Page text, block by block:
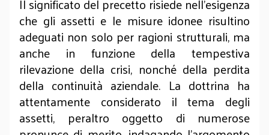
che gli assetti e le misure idonee risultino
adeguati non solo per ragioni strutturali, ma
anche in funzione della tempestiva
rilevazione della crisi, nonché della perdita
della continuità aziendale. La dottrina ha
attentamente considerato il tema degli
assetti, peraltro oggetto di numerose